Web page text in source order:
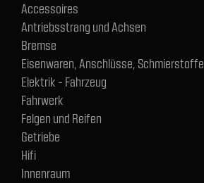
Accessoires
Antriebsstrang und Achsen
Bremse
Eisenwaren, Anschlüsse, Schmierstoffe
Elektrik - Fahrzeug
Fahrwerk
Felgen und Reifen
Getriebe
Hifi
Innenraum